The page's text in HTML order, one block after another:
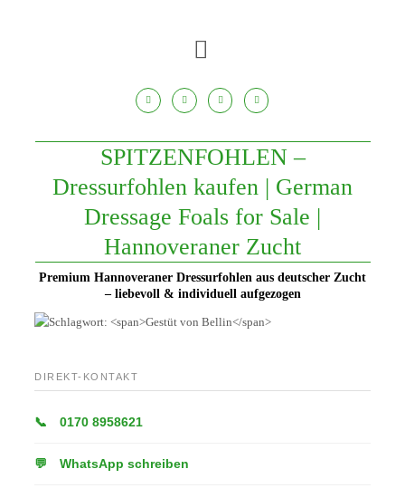
SPITZENFOHLEN –
Dressurfohlen kaufen | German
Dressage Foals for Sale |
Hannoveraner Zucht
Premium Hannoveraner Dressurfohlen aus deutscher Zucht
– liebevoll & individuell aufgezogen
DIREKT-KONTAKT
📞 0170 8958621
💬 WhatsApp schreiben